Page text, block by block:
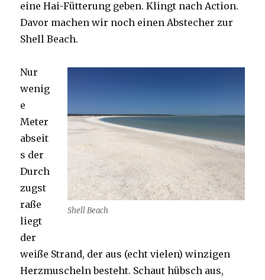
eine Hai-Fütterung geben. Klingt nach Action.
Davor machen wir noch einen Abstecher zur
Shell Beach.
Shell Beach
Nur
wenig
e
Meter
abseit
s der
Durch
zugst
raße
liegt
der
weiße Strand, der aus (echt vielen) winzigen
Herzmuscheln besteht. Schaut hübsch aus,